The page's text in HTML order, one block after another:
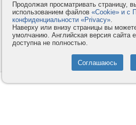
Контакты
Компания
Услуги
Как оплатить
© 2008-2026
-
Продолжая просматривать страницу,
использованием файлов «Cookie» и с
конфиденциальности «Privacy».
Наверху или внизу страницы вы
умолчанию. Английская версия сайта
доступна не полностью.